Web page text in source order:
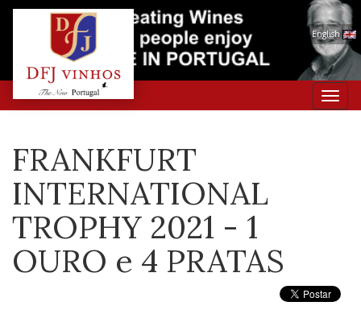
English
FRANKFURT
INTERNATIONAL
TROPHY 2021 - 1
OURO e 4 PRATAS